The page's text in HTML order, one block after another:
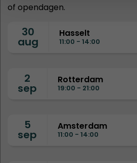
of opendagen.
30
aug
Hasselt
11:00 - 14:00
2
sep
Rotterdam
19:00 - 21:00
5
sep
Amsterdam
11:00 - 14:00